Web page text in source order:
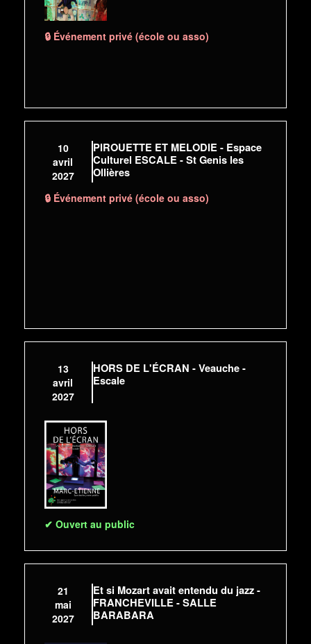
🔒 Événement privé (école ou asso)
10
avril
2027
PIROUETTE ET MELODIE - Espace
Culturel ESCALE - St Genis les
Ollières
🔒 Événement privé (école ou asso)
13
avril
2027
HORS DE L'ÉCRAN - Veauche -
Escale
✔ Ouvert au public
21
mai
2027
Et si Mozart avait entendu du jazz -
FRANCHEVILLE - SALLE
BARABARA